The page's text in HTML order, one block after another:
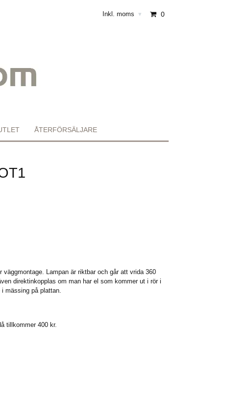
Inkl. moms ▾ 0
ÅTERFÖRSÄLJARE
väggmontage. Lampan är riktbar och går att vrida 360
direktinkopplas om man har el som kommer ut i rör i
mässing på plattan.
tillkommer 400 kr.